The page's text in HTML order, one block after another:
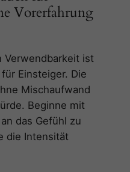
Vorerfahrung
ist
Einsteiger. Die
Mischaufwand
Beginne mit
das Gefühl zu
die Intensität